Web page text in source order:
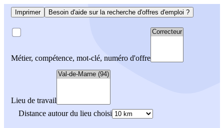
Imprimer Besoin d'aide sur la recherche d'offres d'emploi ?
Métier, compétence, mot-clé, numéro d'offre
Lieu de travail
Distance autour du lieu choisi